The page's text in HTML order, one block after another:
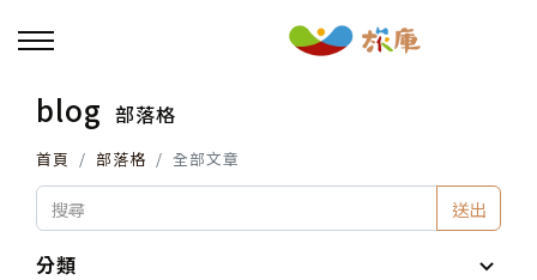
回主選單
活動報名
小旅行及主題導覽
blog 部落格
首頁 部落格 全部文章
送出
分類